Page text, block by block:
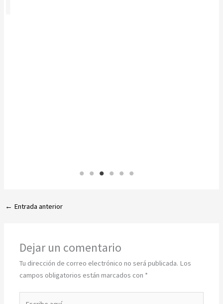
← Entrada anterior
Dejar un comentario
Tu dirección de correo electrónico no será publicada. Los
campos obligatorios están marcados con *